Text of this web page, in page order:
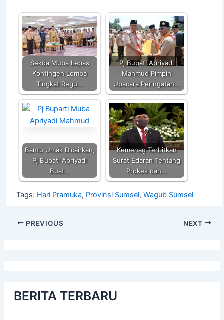
A
p
p
b
o
o
k
Li
n
k
Sekda Muba Lepas
Kontingen Lomba
Tingkat Regu…
Pj Bupati Apriyadi
Mahmud Pimpin
Upacara Peringatan…
Bantu Umak Dicairkan,
Pj Bupati Apriyadi
Buat…
Kemenag Terbitkan
Surat Edaran Tentang
Prokes dan…
Tags: Hari Pramuka, Provinsi Sumsel, Wagub Sumsel
PREVIOUS NEXT
BERITA TERBARU